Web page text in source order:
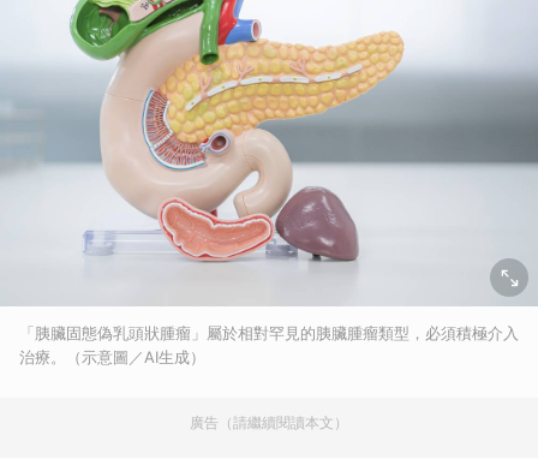
「胰臟固態偽乳頭狀腫瘤」屬於相對罕見的胰臟腫瘤類型，必須積極介入
治療。（示意圖／AI生成）
廣告（請繼續閱讀本文）